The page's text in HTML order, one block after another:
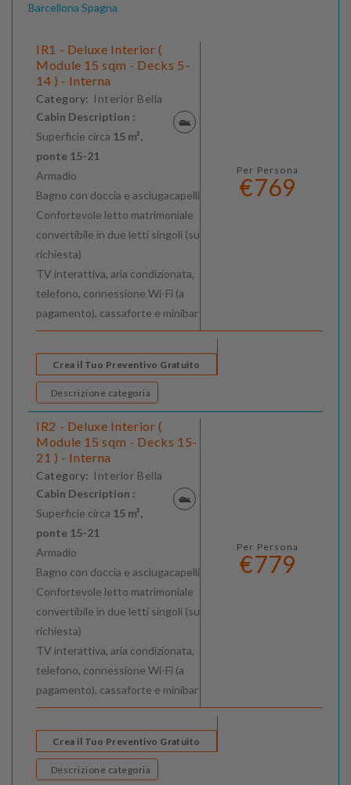
Barcellona Spagna
IR1 - Deluxe Interior (
Module 15 sqm - Decks 5-
14 ) - Interna
Category: Interior Bella
Cabin Description :
Superficie circa 15 m²,
ponte 15-21
Armadio
Bagno con doccia e asciugacapelli
Confortevole letto matrimoniale
convertibile in due letti singoli (su
richiesta)
TV interattiva, aria condizionata,
telefono, connessione Wi-Fi (a
pagamento), cassaforte e minibar
Per Persona
€769
Crea il Tuo Preventivo Gratuito
Descrizione categoria
IR2 - Deluxe Interior (
Module 15 sqm - Decks 15-
21 ) - Interna
Category: Interior Bella
Cabin Description :
Superficie circa 15 m²,
ponte 15-21
Armadio
Bagno con doccia e asciugacapelli
Confortevole letto matrimoniale
convertibile in due letti singoli (su
richiesta)
TV interattiva, aria condizionata,
telefono, connessione Wi-Fi (a
pagamento), cassaforte e minibar
Per Persona
€779
Crea il Tuo Preventivo Gratuito
Descrizione categoria